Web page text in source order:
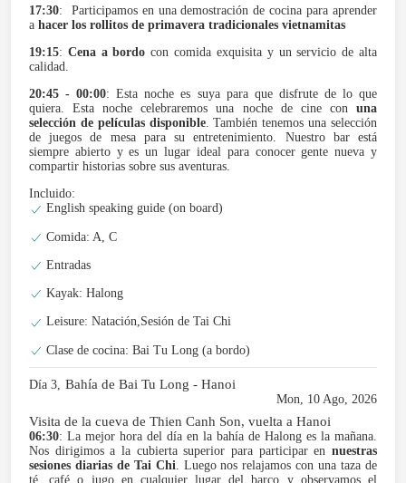
17:30: Participamos en una demostración de cocina para aprender
a hacer los rollitos de primavera tradicionales vietnamitas
19:15: Cena a bordo con comida exquisita y un servicio de alta
calidad.
20:45 - 00:00: Esta noche es suya para que disfrute de lo que
quiera. Esta noche celebraremos una noche de cine con una
selección de películas disponible. También tenemos una selección
de juegos de mesa para su entretenimiento. Nuestro bar está
siempre abierto y es un lugar ideal para conocer gente nueva y
compartir historias sobre sus aventuras.
Incluido:
English speaking guide (on board)
Comida: A, C
Entradas
Kayak: Halong
Leisure: Natación,Sesión de Tai Chi
Clase de cocina: Bai Tu Long (a bordo)
Día 3, Bahía de Bai Tu Long - Hanoi
Mon, 10 Ago, 2026
Visita de la cueva de Thien Canh Son, vuelta a Hanoi
06:30: La mejor hora del día en la bahía de Halong es la mañana.
Nos dirigimos a la cubierta superior para participar en nuestras
sesiones diarias de Tai Chi. Luego nos relajamos con una taza de
té, café o jugo en cualquier lugar del barco y observamos el